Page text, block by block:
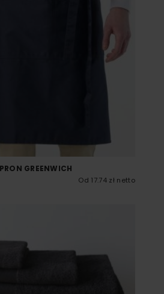
GREENWICH
Od 17.74 zł netto